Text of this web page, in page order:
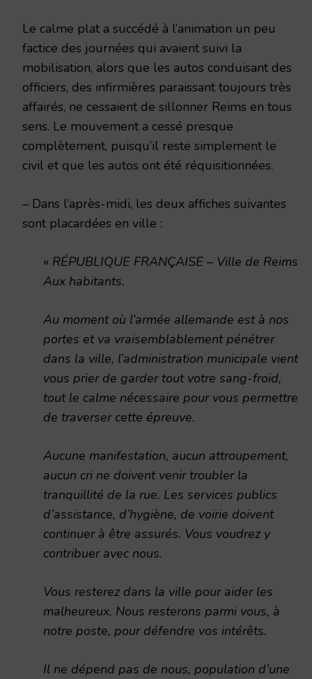
Le calme plat a succédé à l’animation un peu
factice des journées qui avaient suivi la
mobilisation, alors que les autos conduisant des
officiers, des infirmières paraissant toujours très
affairés, ne cessaient de sillonner Reims en tous
sens. Le mouvement a cessé presque
complètement, puisqu’il reste simplement le
civil et que les autos ont été réquisitionnées.
– Dans l’après-midi, les deux affiches suivantes
sont placardées en ville :
« RÉPUBLIQUE FRANÇAISE – Ville de Reims
Aux habitants.
Au moment où l’armée allemande est à nos
portes et va vraisemblablement pénétrer
dans la ville, l’administration municipale vient
vous prier de garder tout votre sang-froid,
tout le calme nécessaire pour vous permettre
de traverser cette épreuve.
Aucune manifestation, aucun attroupement,
aucun cri ne doivent venir troubler la
tranquillité de la rue. Les services publics
d’assistance, d’hygiène, de voirie doivent
continuer à être assurés. Vous voudrez y
contribuer avec nous.
Vous resterez dans la ville pour aider les
malheureux. Nous resterons parmi vous, à
notre poste, pour défendre vos intérêts.
Il ne dépend pas de nous, population d’une